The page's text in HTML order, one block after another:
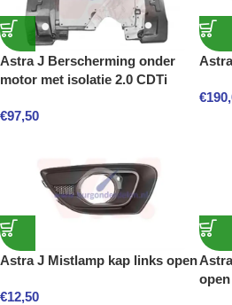
Astra J Berscherming onder
motor met isolatie 2.0 CDTi
€97,50
€
Astra J Mistlamp kap links open
€12,50
open